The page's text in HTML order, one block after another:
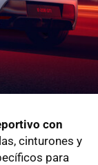
con
cinturones y
para